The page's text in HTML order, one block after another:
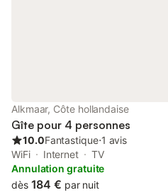
Alkmaar, Côte hollandaise
Gîte pour 4 personnes
10.0Fantastique⋅1 avis
WiFi
Internet
TV
Annulation gratuite
dès 184 € par nuit